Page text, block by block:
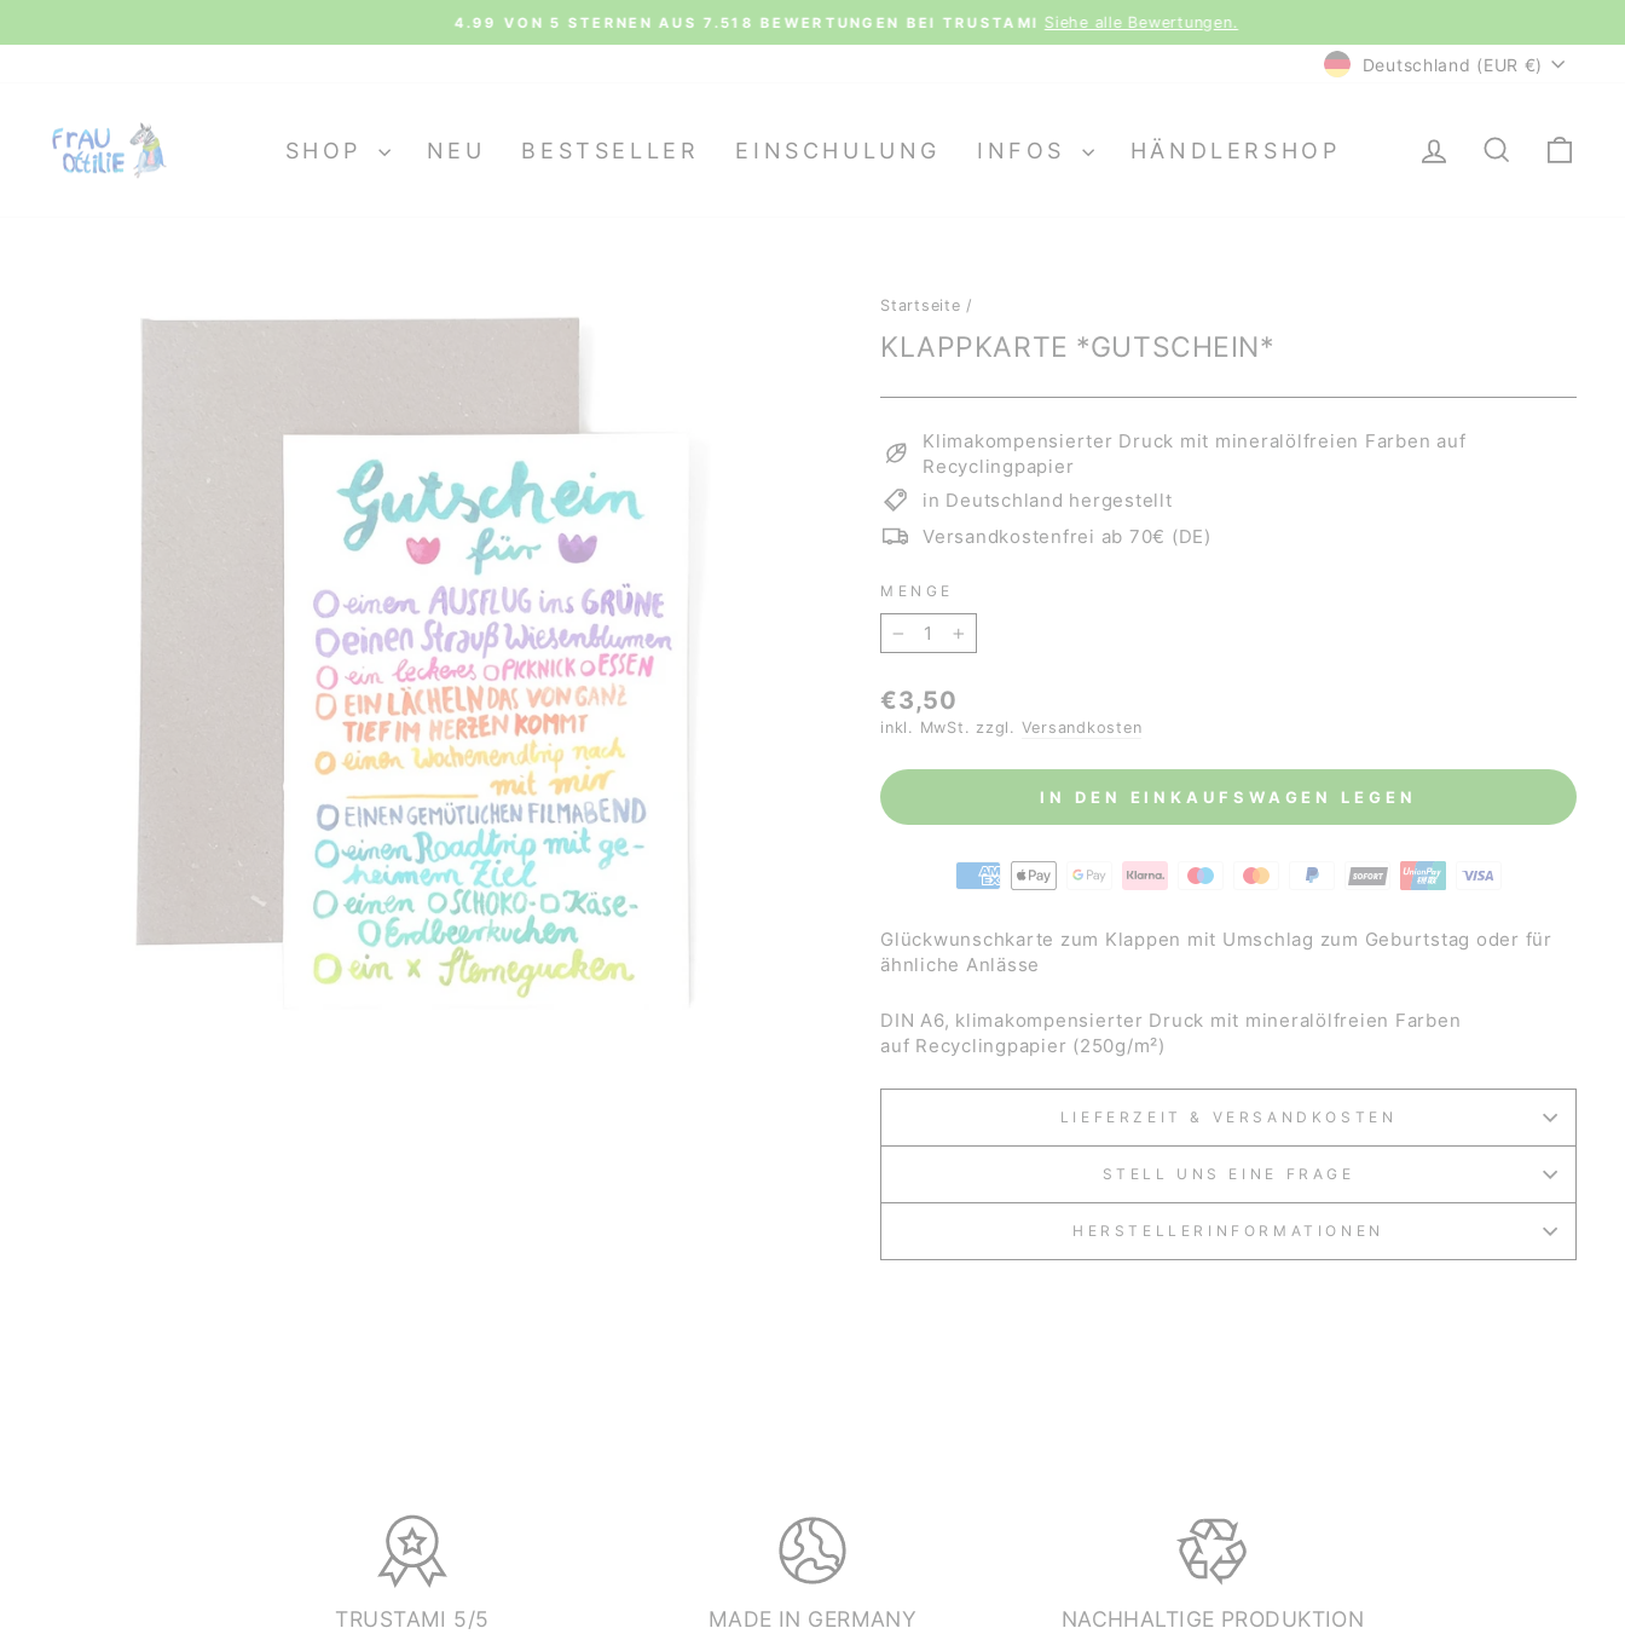
Pause
4.99 VON 5 STERNEN AUS 7.518 BEWERTUNGEN BEI TRUSTAMI Siehe alle Bewertungen.
WÄHRUNG
Deutschland (EUR €)
SHOP NEU BESTSELLER EINSCHULUNG INFOS HÄNDLERSHOP EINLOGGEN
SUCHE
Startseite /
KLAPPKARTE *GUTSCHEIN*
Klimakompensierter Druck mit mineralölfreien Farben auf
Recyclingpapier
in Deutschland hergestellt
Versandkostenfrei ab 70€ (DE)
MENGE
− +
Normaler
Preis
€3,50
inkl. MwSt. zzgl. Versandkosten
IN DEN EINKAUFSWAGEN LEGEN
Glückwunschkarte zum Klappen mit Umschlag zum Geburtstag oder für
ähnliche Anlässe
DIN A6, klimakompensierter Druck mit mineralölfreien Farben
auf Recyclingpapier (250g/m²)
LIEFERZEIT & VERSANDKOSTEN
STELL UNS EINE FRAGE
HERSTELLERINFORMATIONEN
TRUSTAMI 5/5 MADE IN GERMANY NACHHALTIGE PRODUKTION